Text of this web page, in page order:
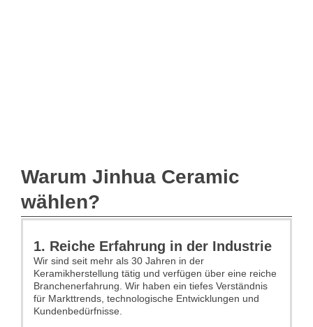
Warum Jinhua Ceramic
wählen?
1. Reiche Erfahrung in der Industrie
Wir sind seit mehr als 30 Jahren in der
Keramikherstellung tätig und verfügen über eine reiche
Branchenerfahrung. Wir haben ein tiefes Verständnis
für Markttrends, technologische Entwicklungen und
Kundenbedürfnisse.